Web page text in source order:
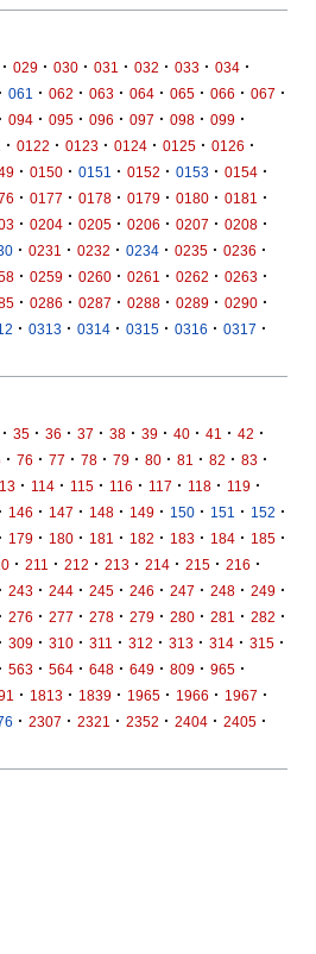
· 029 · 030 · 031 · 032 · 033 · 034 ·
· 061 · 062 · 063 · 064 · 065 · 066 · 067 ·
· 094 · 095 · 096 · 097 · 098 · 099 ·
· 0122 · 0123 · 0124 · 0125 · 0126 ·
· 0150 · 0151 · 0152 · 0153 · 0154 ·
· 0177 · 0178 · 0179 · 0180 · 0181 ·
· 0204 · 0205 · 0206 · 0207 · 0208 ·
· 0231 · 0232 · 0234 · 0235 · 0236 ·
· 0259 · 0260 · 0261 · 0262 · 0263 ·
· 0286 · 0287 · 0288 · 0289 · 0290 ·
· 0313 · 0314 · 0315 · 0316 · 0317 ·
· 35 · 36 · 37 · 38 · 39 · 40 · 41 · 42 ·
· 76 · 77 · 78 · 79 · 80 · 81 · 82 · 83 ·
· 114 · 115 · 116 · 117 · 118 · 119 ·
· 146 · 147 · 148 · 149 · 150 · 151 · 152 ·
· 179 · 180 · 181 · 182 · 183 · 184 · 185 ·
· 211 · 212 · 213 · 214 · 215 · 216 ·
· 243 · 244 · 245 · 246 · 247 · 248 · 249 ·
· 276 · 277 · 278 · 279 · 280 · 281 · 282 ·
· 309 · 310 · 311 · 312 · 313 · 314 · 315 ·
· 563 · 564 · 648 · 649 · 809 · 965 ·
· 1813 · 1839 · 1965 · 1966 · 1967 ·
· 2307 · 2321 · 2352 · 2404 · 2405 ·